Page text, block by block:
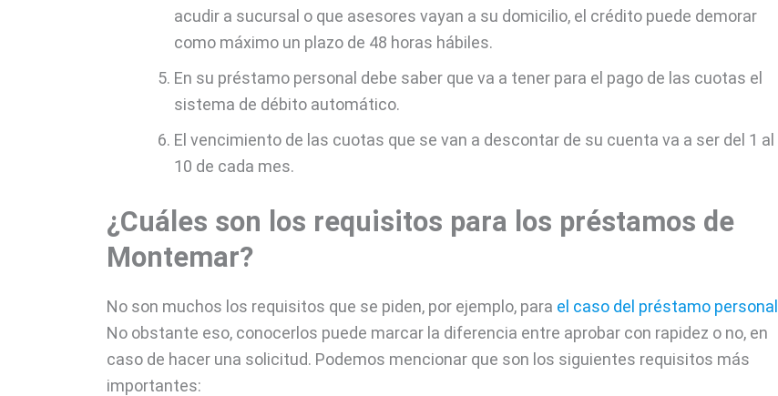
acudir a sucursal o que asesores vayan a su domicilio, el crédito puede demorar
como máximo un plazo de 48 horas hábiles.
En su préstamo personal debe saber que va a tener para el pago de las cuotas el
sistema de débito automático.
El vencimiento de las cuotas que se van a descontar de su cuenta va a ser del 1 al
10 de cada mes.
¿Cuáles son los requisitos para los préstamos de
Montemar?
No son muchos los requisitos que se piden, por ejemplo, para el caso del préstamo personal
No obstante eso, conocerlos puede marcar la diferencia entre aprobar con rapidez o no, en
caso de hacer una solicitud. Podemos mencionar que son los siguientes requisitos más
importantes: